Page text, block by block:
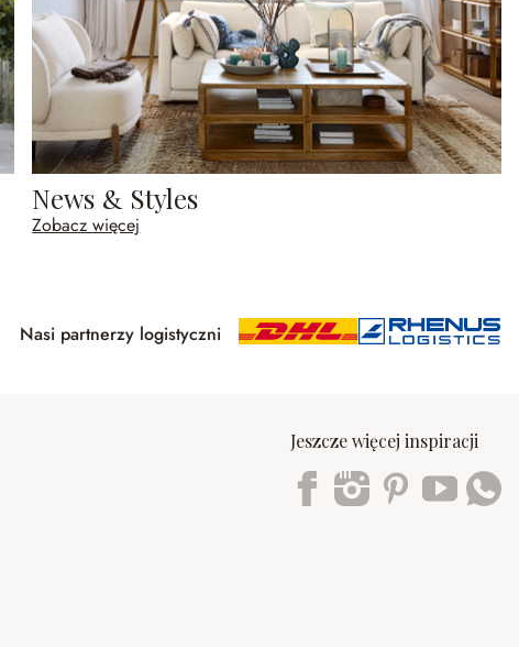
News & Styles
Zobacz więcej
Nasi partnerzy logistyczni
Jeszcze więcej inspiracji